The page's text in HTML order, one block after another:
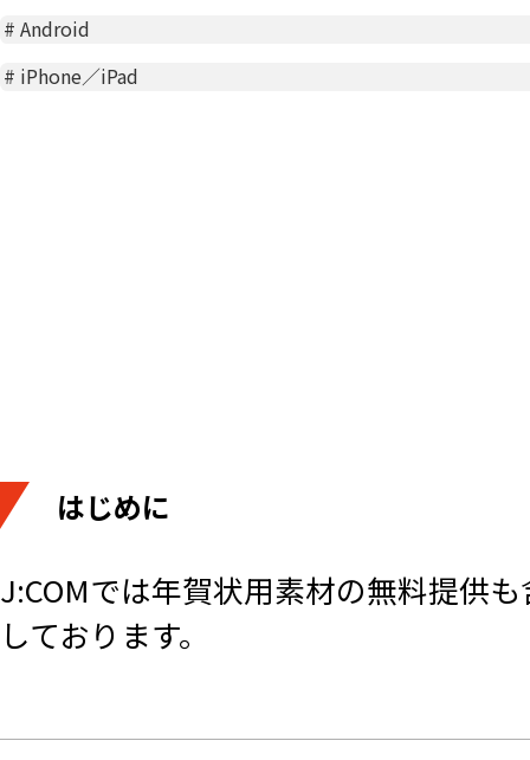
#Android
# iPhone／iPad
はじめに
J:COMでは年賀状用素材の無料提供
しております。